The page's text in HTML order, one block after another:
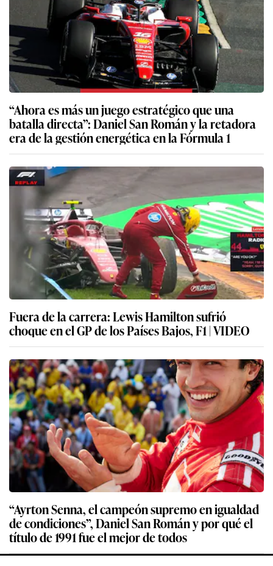
“Ahora es más un juego estratégico que una
batalla directa”: Daniel San Román y la retadora
era de la gestión energética en la Fórmula 1
Fuera de la carrera: Lewis Hamilton sufrió
choque en el GP de los Países Bajos, F1 | VIDEO
“Ayrton Senna, el campeón supremo en igualdad
de condiciones”, Daniel San Román y por qué el
título de 1991 fue el mejor de todos